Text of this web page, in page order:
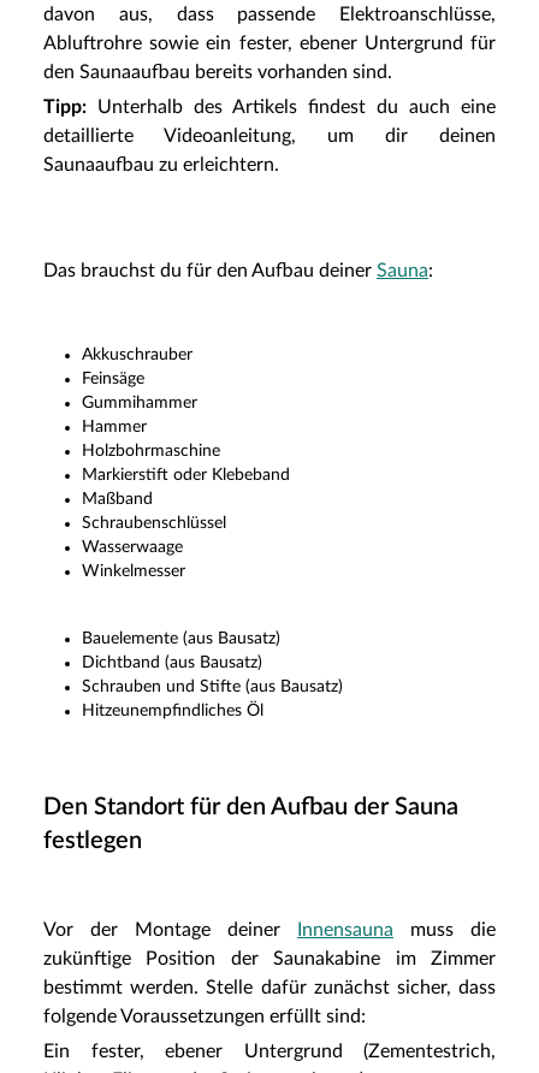
davon aus, dass passende Elektroanschlüsse,
Abluftrohre sowie ein fester, ebener Untergrund für
den Saunaaufbau bereits vorhanden sind.
Tipp: Unterhalb des Artikels findest du auch eine
detaillierte Videoanleitung, um dir deinen
Saunaaufbau zu erleichtern.
Das brauchst du für den Aufbau deiner Sauna:
Akkuschrauber
Feinsäge
Gummihammer
Hammer
Holzbohrmaschine
Markierstift oder Klebeband
Maßband
Schraubenschlüssel
Wasserwaage
Winkelmesser
Bauelemente (aus Bausatz)
Dichtband (aus Bausatz)
Schrauben und Stifte (aus Bausatz)
Hitzeunempfindliches Öl
Den Standort für den Aufbau der Sauna
festlegen
Vor der Montage deiner Innensauna muss die
zukünftige Position der Saunakabine im Zimmer
bestimmt werden. Stelle dafür zunächst sicher, dass
folgende Voraussetzungen erfüllt sind:
Ein fester, ebener Untergrund (Zementestrich,